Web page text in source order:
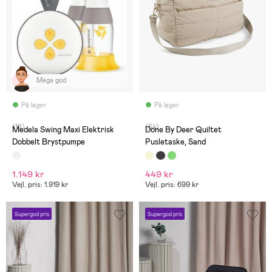
På lager
Mega god
(16)
Medela Swing Maxi Elektrisk
Dobbelt Brystpumpe
1.149 kr
Vejl. pris: 1.919 kr
På lager
(64)
Done By Deer Quiltet
Pusletaske, Sand
449 kr
Vejl. pris: 699 kr
Supergod pris Supergod pris